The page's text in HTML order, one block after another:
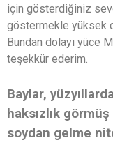
için gösterdiğiniz
göstermekle yüksek
Bundan dolayı yüce
teşekkür ederim.
Baylar,
haksızlık
soydan gelme